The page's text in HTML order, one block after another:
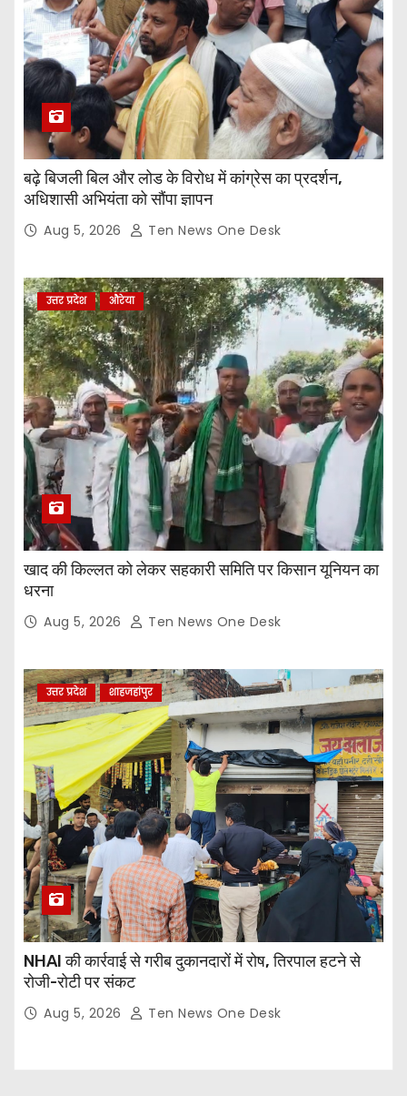
बढ़े बिजली बिल और लोड के विरोध में कांग्रेस का प्रदर्शन,
अधिशासी अभियंता को सौंपा ज्ञापन
Aug 5, 2026 Ten News One Desk
उत्तर प्रदेश औरेया
खाद की किल्लत को लेकर सहकारी समिति पर किसान यूनियन का
धरना
Aug 5, 2026 Ten News One Desk
उत्तर प्रदेश शाहजहांपुर
NHAI की कार्रवाई से गरीब दुकानदारों में रोष, तिरपाल हटने से
रोजी-रोटी पर संकट
Aug 5, 2026 Ten News One Desk